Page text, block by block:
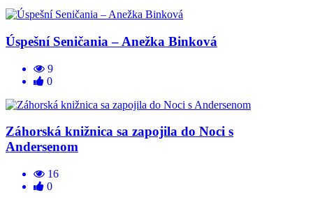
Úspešní Seničania – Anežka Binková
9
0
Záhorská knižnica sa zapojila do Noci s
Andersenom
16
0